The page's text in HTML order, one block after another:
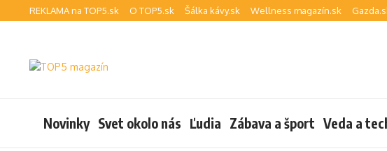
Preskočiť na obsah
REKLAMA na TOP5.sk O TOP5.sk Šálka kávy.sk Wellness magazín.sk
Novinky Svet okolo nás Ľudia Zábava a šport Veda a